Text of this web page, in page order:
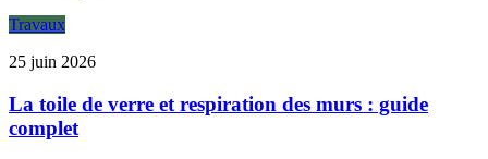
Travaux
25 juin 2026
La toile de verre et respiration des murs : guide
complet